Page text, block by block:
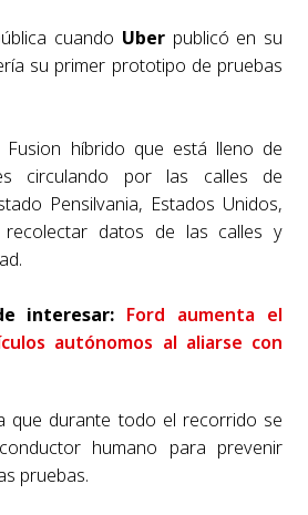
cuando Uberpublicó en su
su primer prototipo de pruebas
híbrido que está lleno de
circulando por las calles de
Pensilvania, Estados Unidos,
datos de las calles y
interesar: Ford aumenta el
autónomos al aliarse con
que durante todo el recorrido se
humano para prevenir
pruebas.